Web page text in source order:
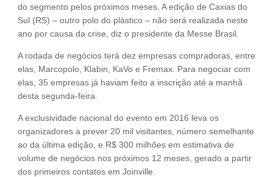
do segmento pelos próximos meses. A edição de Caxias do
Sul (RS) – outro polo do plástico – não será realizada neste
ano por causa da crise, diz o presidente da Messe Brasil.
A rodada de negócios terá dez empresas compradoras, entre
elas, Marcopolo, Klabin, KaVo e Fremax. Para negociar com
elas, 35 empresas já haviam feito a inscrição até a manhã
desta segunda-feira.
A exclusividade nacional do evento em 2016 leva os
organizadores a prever 20 mil visitantes, número semelhante
ao da última edição, e R$ 300 milhões em estimativa de
volume de negócios nos próximos 12 meses, gerado a partir
dos primeiros contatos em Joinville.